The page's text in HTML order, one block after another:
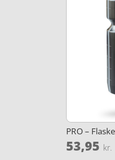
PRO –
53,95 kr.